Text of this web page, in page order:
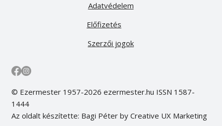
Előfizetés
Adatvédelem
Szerzői jogok
© Ezermester 1957-2026 ezermester.hu ISSN 1587-
1444
Az oldalt készítette: Bagi Péter by Creative UX Marketing